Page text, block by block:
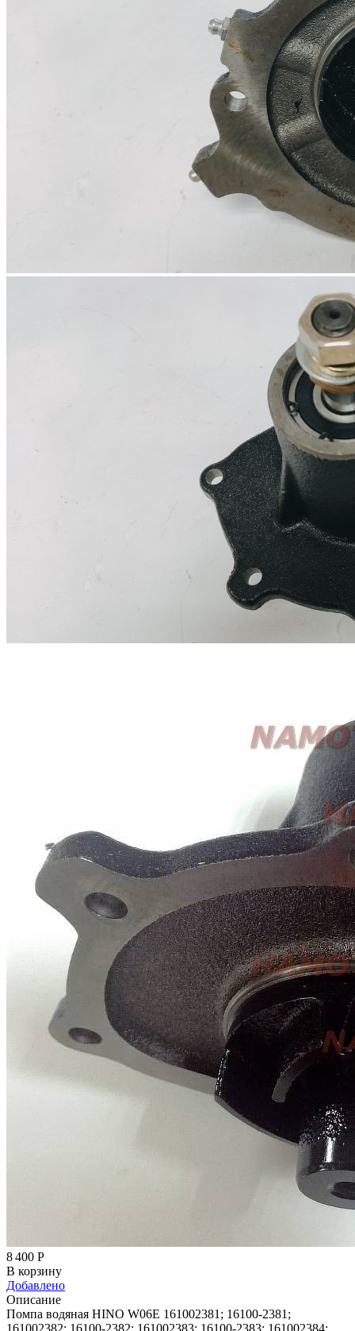
8 400 Р
В корзину
Добавлено
Описание
Помпа водяная HINO W06E 161002381; 16100-2381;
161002382; 16100-2382; 161002383; 16100-2383; 161002384;